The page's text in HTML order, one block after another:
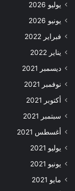
يوليو 2026
يونيو 2026
فبراير 2022
يناير 2022
ديسمبر 2021
نوفمبر 2021
أكتوبر 2021
سبتمبر 2021
أغسطس 2021
يوليو 2021
يونيو 2021
مايو 2021